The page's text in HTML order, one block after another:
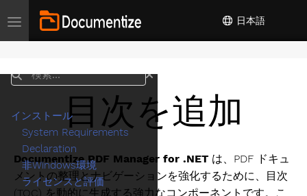
Toggle navigation 日本語
目次を追加
Documentize PDF Manager for .NET は、PDF ドキュ
メントの整理とナビゲーションを強化するために、目次
(TOC) を動的に生成する強力なコンポーネントです。こ
検索
インストール
System Requirements
Declaration
非Windows環境
ライセンスと評価